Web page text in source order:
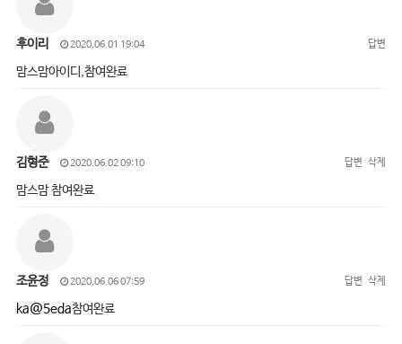
후이리 2020.06.01 19:04 답변
맘스맘아이디,참여완료
김형준 2020.06.02 09:10 답변 삭제
맘스맘 참여완료
조윤정 2020.06.06 07:59 답변 삭제
ka@5eda참여완료